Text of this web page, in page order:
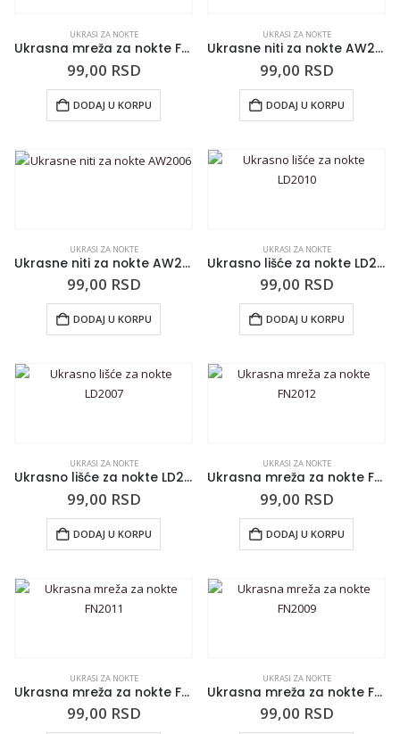
UKRASI ZA NOKTE
Ukrasna mreža za nokte FN2014
99,00 RSD
DODAJ U KORPU
UKRASI ZA NOKTE
Ukrasne niti za nokte AW2008
99,00 RSD
DODAJ U KORPU
UKRASI ZA NOKTE
Ukrasne niti za nokte AW2006
99,00 RSD
DODAJ U KORPU
UKRASI ZA NOKTE
Ukrasno lišće za nokte LD2010
99,00 RSD
DODAJ U KORPU
UKRASI ZA NOKTE
Ukrasno lišće za nokte LD2007
99,00 RSD
DODAJ U KORPU
UKRASI ZA NOKTE
Ukrasna mreža za nokte FN2012
99,00 RSD
DODAJ U KORPU
UKRASI ZA NOKTE
Ukrasna mreža za nokte FN2011
99,00 RSD
UKRASI ZA NOKTE
Ukrasna mreža za nokte FN2009
99,00 RSD